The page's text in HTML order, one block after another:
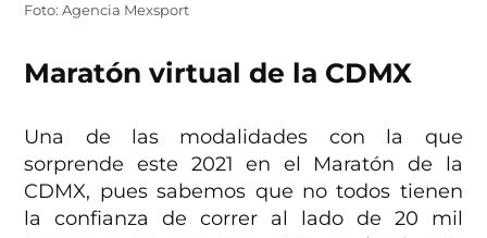
Foto: Agencia Mexsport
Maratón virtual de la CDMX
Una de las modalidades con la que
sorprende este 2021 en el Maratón de la
CDMX, pues sabemos que no todos tienen
la confianza de correr al lado de 20 mil